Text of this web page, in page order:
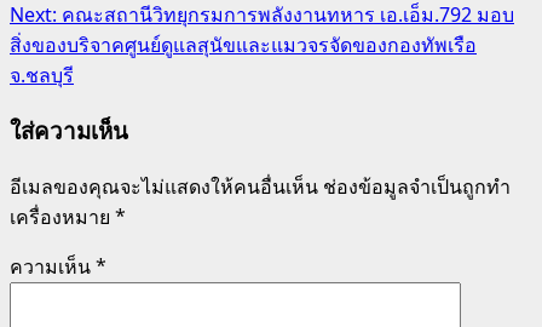
Next: คณะสถานีวิทยุกรมการพลังงานทหาร เอ.เอ็ม.792 มอบ
สิ่งของบริจาคศูนย์ดูแลสุนัขและแมวจรจัดของกองทัพเรือ
จ.ชลบุรี
ใส่ความเห็น
อีเมลของคุณจะไม่แสดงให้คนอื่นเห็น ช่องข้อมูลจำเป็นถูกทำ
เครื่องหมาย *
ความเห็น*